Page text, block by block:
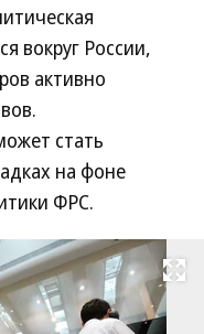
вокруг России,
активно
стать
на фоне
ФРС.
Развернуть